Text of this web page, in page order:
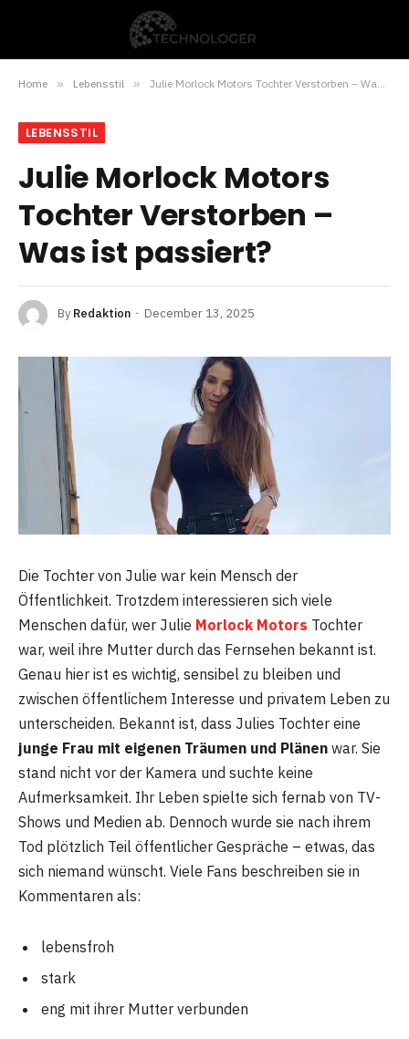
Home » Lebensstil » Julie Morlock Motors Tochter Verstorben – Was ist passiert?
LEBENSSTIL
Julie Morlock Motors
Tochter Verstorben –
Was ist passiert?
By Redaktion December 13, 2025
Die Tochter von Julie war kein Mensch der
Öffentlichkeit. Trotzdem interessieren sich viele
Menschen dafür, wer Julie Morlock Motors Tochter
war, weil ihre Mutter durch das Fernsehen bekannt ist.
Genau hier ist es wichtig, sensibel zu bleiben und
zwischen öffentlichem Interesse und privatem Leben zu
unterscheiden. Bekannt ist, dass Julies Tochter eine
junge Frau mit eigenen Träumen und Plänen war. Sie
stand nicht vor der Kamera und suchte keine
Aufmerksamkeit. Ihr Leben spielte sich fernab von TV-
Shows und Medien ab. Dennoch wurde sie nach ihrem
Tod plötzlich Teil öffentlicher Gespräche – etwas, das
sich niemand wünscht. Viele Fans beschreiben sie in
Kommentaren als:
lebensfroh
stark
eng mit ihrer Mutter verbunden